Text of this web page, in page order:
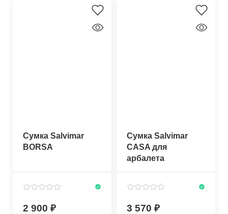
Сумка Salvimar
BORSA
2 900
Сумка Salvimar
CASA для
арбалета
3 570